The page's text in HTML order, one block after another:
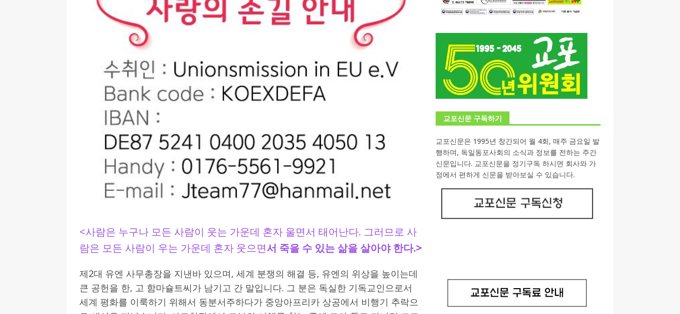
[ 2026-07-27 ]
튀빙겐대, ‘독일어권 한국학대회(VfK)’ 성료
한인소식
[ 2026-07-20 ]
게시판 / 행사 / 알림
[ 2026-07-20 ]
“정체성은 연결의 자산”… 독일 한인 차세대 협회(FLCG), 뮌헨 공대(TUM)서 화려한 출범
인소식
[ 2026-07-20 ]
김담예 아동을 소개 합니다.
사랑의 손길
[ 2022-03-20 ] 사진의 주인을 찾습니다. 게시판 / 행사 / 알림
<사람은 누구나 모든 사람이 웃는 가운데 혼자 울면서 태어난다. 그러므로 사
람은 모든 사람이 우는 가운데 혼자 웃으면서 죽을 수 있는 삶을 살아야 한다.>
제2대 유엔 사무총장을 지낸바 있으며, 세계 분쟁의 해결 등, 유엔의 위상을 높이는데
큰 공헌을 한, 고 함마슐트씨가 남기고 간 말입니다. 그 분은 독실한 기독교인으로서
세계 평화를 이룩하기 위해서 동분서주하다가 중앙아프리카 상공에서 비행기 추락으
교포신문 구독하기
교포신문은 1995년 창간되어 월 4회, 매주 금요일 발
행하며, 독일동포사회의 소식과 정보를 전하는 주간
신문입니다. 교포신문을 정기구독 하시면 회사와 가
정에서 편하게 신문을 받아보실 수 있습니다.